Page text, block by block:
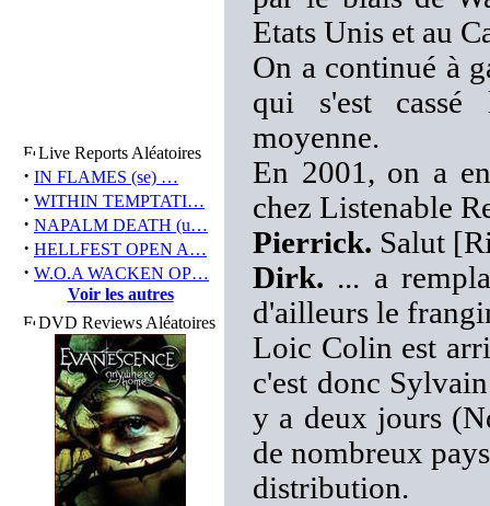
Live Reports Aléatoires
· IN FLAMES (se) …
· WITHIN TEMPTATI…
· NAPALM DEATH (u…
· HELLFEST OPEN A…
· W.O.A WACKEN OP…
Voir les autres
DVD Reviews Aléatoires
Etats Unis et au
On a continué à
qui s'est cassé
moyenne.
En 2001, on a
chez Listenable
Pierrick. Salut
Dirk. ... a
d'ailleurs le
Loic Colin est
c'est donc
y a deux jours
de nombreux
distribution.